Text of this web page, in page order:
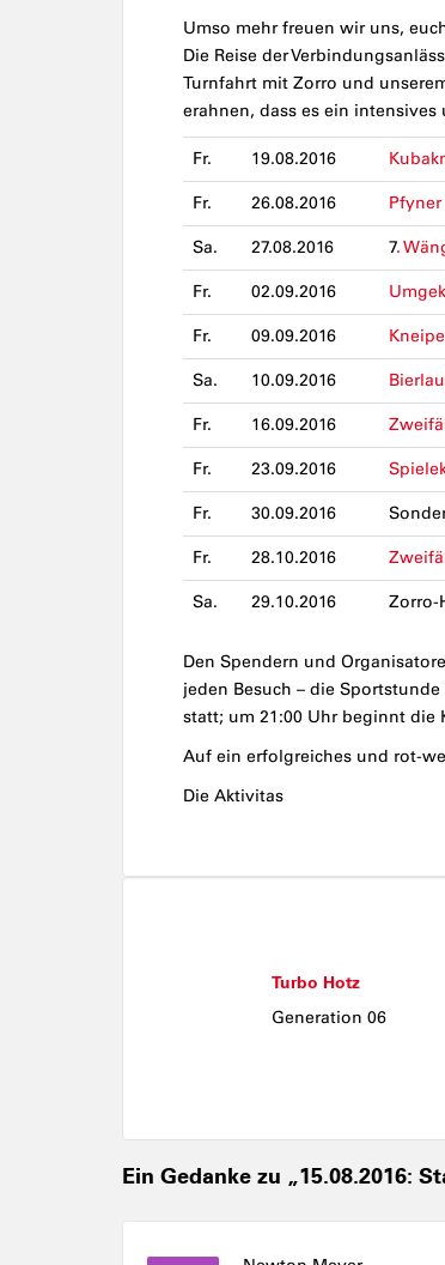
Umso mehr freuen wir uns,
Die Reise der
Turnfahrt mit Zorro und
erahnen, dass es ein
Fr. 19.08.2016
Fr. 26.08.2016 Pfyner
Sa. 27.08.2016 7.
Fr. 02.09.2016
Fr. 09.09.2016 Kneipe
Sa. 10.09.2016
Fr. 16.09.2016
Fr. 23.09.2016
Fr. 30.09.2016
Fr. 28.10.2016
Sa. 29.10.2016 Zorro-
Den Spendern und
jeden Besuch – die
statt; um 21:00 Uhr beginnt die
Auf ein erfolgreiches und rot-
Die Aktivitas
Turbo Hotz
Generation 06
Ein Gedanke zu „15.08.2016: